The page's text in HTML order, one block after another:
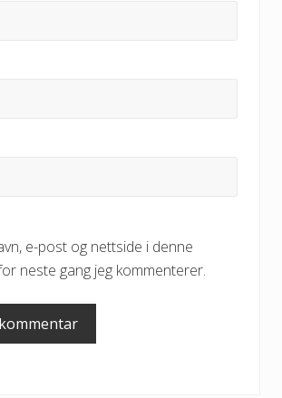
e-post og nettside i denne
neste gang jeg kommenterer.